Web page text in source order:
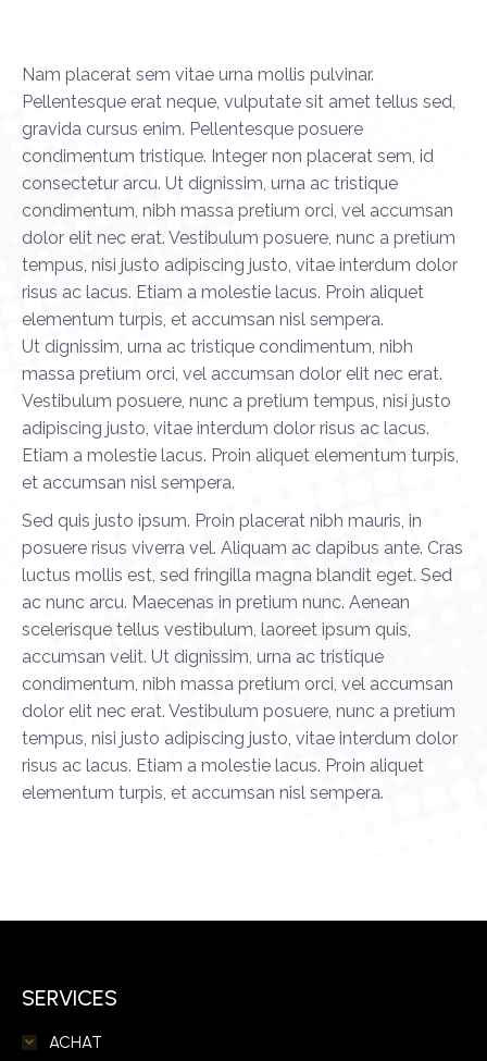
Nam placerat sem vitae urna mollis pulvinar.
Pellentesque erat neque, vulputate sit amet tellus sed,
gravida cursus enim. Pellentesque posuere
condimentum tristique. Integer non placerat sem, id
consectetur arcu. Ut dignissim, urna ac tristique
condimentum, nibh massa pretium orci, vel accumsan
dolor elit nec erat. Vestibulum posuere, nunc a pretium
tempus, nisi justo adipiscing justo, vitae interdum dolor
risus ac lacus. Etiam a molestie lacus. Proin aliquet
elementum turpis, et accumsan nisl sempera.
Ut dignissim, urna ac tristique condimentum, nibh
massa pretium orci, vel accumsan dolor elit nec erat.
Vestibulum posuere, nunc a pretium tempus, nisi justo
adipiscing justo, vitae interdum dolor risus ac lacus.
Etiam a molestie lacus. Proin aliquet elementum turpis,
et accumsan nisl sempera.
Sed quis justo ipsum. Proin placerat nibh mauris, in
posuere risus viverra vel. Aliquam ac dapibus ante. Cras
luctus mollis est, sed fringilla magna blandit eget. Sed
ac nunc arcu. Maecenas in pretium nunc. Aenean
scelerisque tellus vestibulum, laoreet ipsum quis,
accumsan velit. Ut dignissim, urna ac tristique
condimentum, nibh massa pretium orci, vel accumsan
dolor elit nec erat. Vestibulum posuere, nunc a pretium
tempus, nisi justo adipiscing justo, vitae interdum dolor
risus ac lacus. Etiam a molestie lacus. Proin aliquet
elementum turpis, et accumsan nisl sempera.
SERVICES
ACHAT